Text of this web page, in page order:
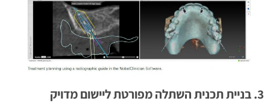
3. בניית תכנית השתלה מפורטת ליישום מדויק